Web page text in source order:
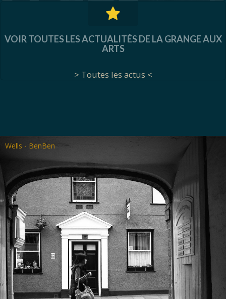
VOIR TOUTES LES ACTUALITÉS DE LA GRANGE AUX
ARTS
> Toutes les actus <
Wells - BenBen